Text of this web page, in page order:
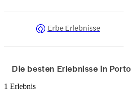
Erbe Erlebnisse
Die besten Erlebnisse in Porto
1 Erlebnis